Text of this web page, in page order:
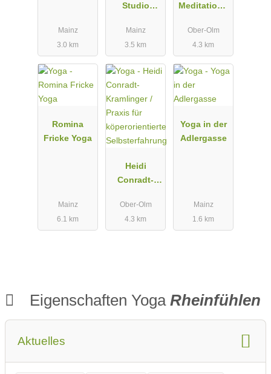
Mainz
3.0 km
Studio
Mainz
3.5 km
Meditation -
Visualisieru
ngen
Ober-Olm
4.3 km
Romina
Fricke Yoga
Mainz
6.1 km
Heidi
Conradt-
Praxis für
köperorienti
Ober-Olm
4.3 km
Yoga in der
Adlergasse
Mainz
1.6 km
Eigenschaften Yoga Rheinfühlen
Aktuelles